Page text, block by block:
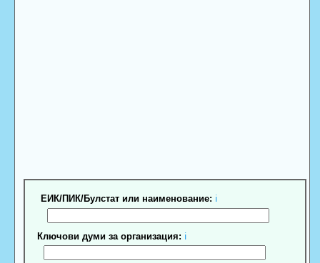
ЕИК/ПИК/Булстат или наименование: ℹ
Ключови думи за организация: ℹ